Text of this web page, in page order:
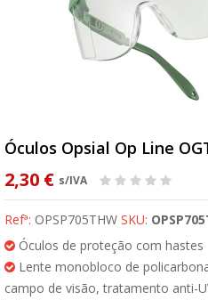
Óculos Opsial Op Line
2,30 € s/IVA
Refª: OPSP705THW SKU:
Óculos de proteção com hastes
Lente monobloco de
campo de visão, tratamento anti-